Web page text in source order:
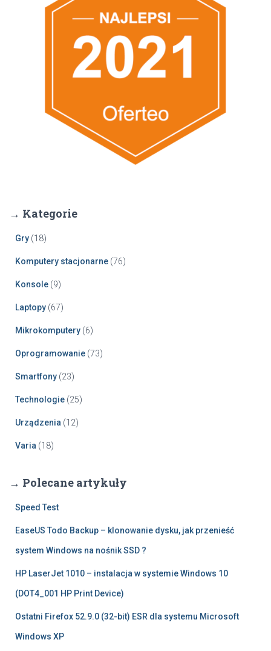
→ Kategorie
Gry (18)
Komputery stacjonarne (76)
Konsole (9)
Laptopy (67)
Mikrokomputery (6)
Oprogramowanie (73)
Smartfony (23)
Technologie (25)
Urządzenia (12)
Varia (18)
→ Polecane artykuły
Speed Test
EaseUS Todo Backup – klonowanie dysku, jak przenieść
system Windows na nośnik SSD ?
HP LaserJet 1010 – instalacja w systemie Windows 10
(DOT4_001 HP Print Device)
Ostatni Firefox 52.9.0 (32-bit) ESR dla systemu Microsoft
Windows XP